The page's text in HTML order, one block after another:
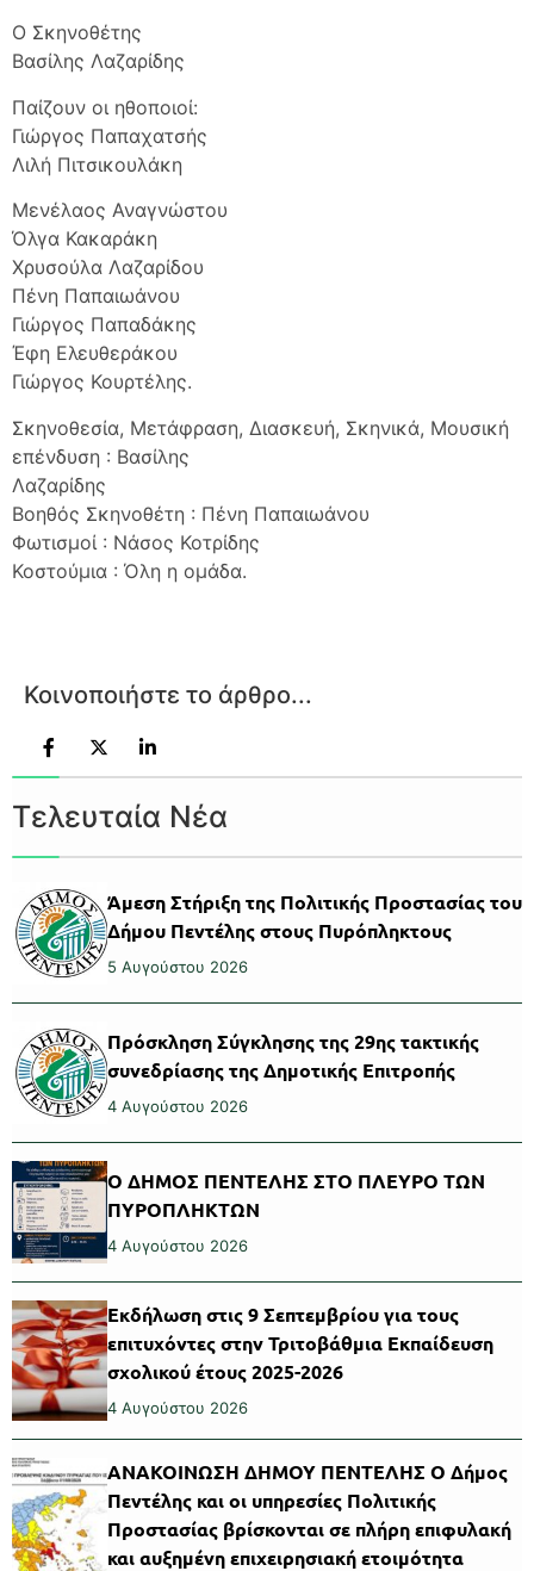
Ο Σκηνοθέτης
Βασίλης Λαζαρίδης
Παίζουν οι ηθοποιοί:
Γιώργος Παπαχατσής
Λιλή Πιτσικουλάκη
Μενέλαος Αναγνώστου
Όλγα Κακαράκη
Χρυσούλα Λαζαρίδου
Πένη Παπαιωάνου
Γιώργος Παπαδάκης
Έφη Ελευθεράκου
Γιώργος Κουρτέλης.
Σκηνοθεσία, Μετάφραση, Διασκευή, Σκηνικά, Μουσική
επένδυση : Βασίλης
Λαζαρίδης
Βοηθός Σκηνοθέτη : Πένη Παπαιωάνου
Φωτισμοί : Νάσος Κοτρίδης
Κοστούμια : Όλη η ομάδα.
Κοινοποιήστε το άρθρο...
Τελευταία Νέα
Άμεση Στήριξη της Πολιτικής Προστασίας του
Δήμου Πεντέλης στους Πυρόπληκτους
5 Αυγούστου 2026
Πρόσκληση Σύγκλησης της 29ης τακτικής
συνεδρίασης της Δημοτικής Επιτροπής
4 Αυγούστου 2026
Ο ΔΗΜΟΣ ΠΕΝΤΕΛΗΣ ΣΤΟ ΠΛΕΥΡΟ ΤΩΝ
ΠΥΡΟΠΛΗΚΤΩΝ
4 Αυγούστου 2026
Εκδήλωση στις 9 Σεπτεμβρίου για τους
επιτυχόντες στην Τριτοβάθμια Εκπαίδευση
σχολικού έτους 2025-2026
4 Αυγούστου 2026
ΑΝΑΚΟΙΝΩΣΗ ΔΗΜΟΥ ΠΕΝΤΕΛΗΣ Ο Δήμος
Πεντέλης και οι υπηρεσίες Πολιτικής
Προστασίας βρίσκονται σε πλήρη επιφυλακή
και αυξημένη επιχειρησιακή ετοιμότητα